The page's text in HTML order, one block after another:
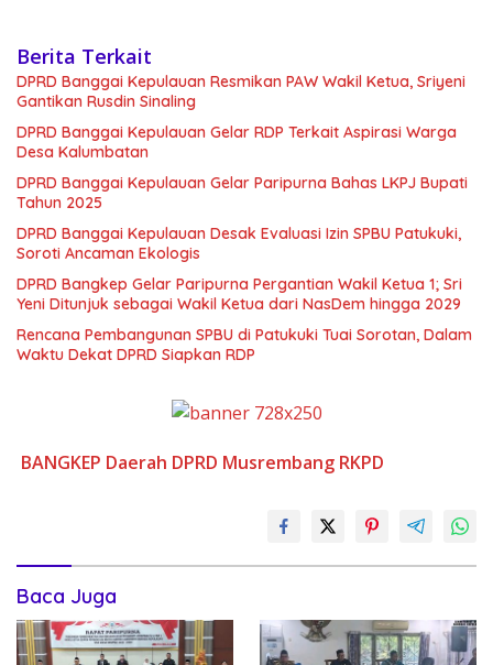
Berita Terkait
DPRD Banggai Kepulauan Resmikan PAW Wakil Ketua, Sriyeni
Gantikan Rusdin Sinaling
DPRD Banggai Kepulauan Gelar RDP Terkait Aspirasi Warga
Desa Kalumbatan
DPRD Banggai Kepulauan Gelar Paripurna Bahas LKPJ Bupati
Tahun 2025
DPRD Banggai Kepulauan Desak Evaluasi Izin SPBU Patukuki,
Soroti Ancaman Ekologis
DPRD Bangkep Gelar Paripurna Pergantian Wakil Ketua 1; Sri
Yeni Ditunjuk sebagai Wakil Ketua dari NasDem hingga 2029
Rencana Pembangunan SPBU di Patukuki Tuai Sorotan, Dalam
Waktu Dekat DPRD Siapkan RDP
BANGKEP Daerah DPRD Musrembang RKPD
Baca Juga